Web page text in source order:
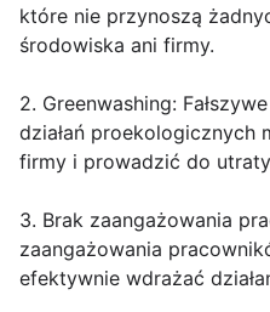
które nie przynoszą
środowiska ani firmy.
2. Greenwashing:
działań proekologicznych
firmy i prowadzić do
3. Brak zaangażowania
zaangażowania
efektywnie wdrażać